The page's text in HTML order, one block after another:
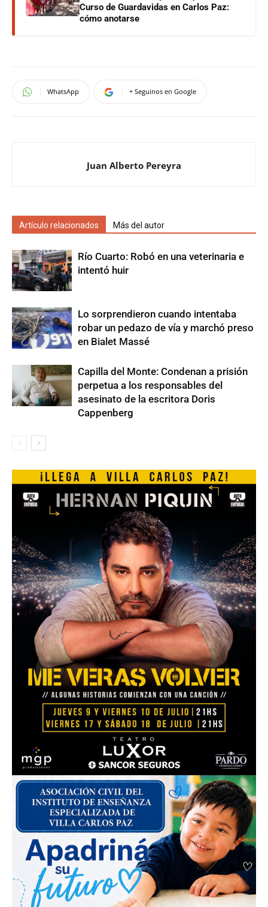
Curso de Guardavidas en Carlos Paz:
cómo anotarse
WhatsApp + Seguinos en Google
Juan Alberto Pereyra
Artículo relacionados Más del autor
Río Cuarto: Robó en una veterinaria e
intentó huir
Lo sorprendieron cuando intentaba
robar un pedazo de vía y marchó preso
en Bialet Massé
Capilla del Monte: Condenan a prisión
perpetua a los responsables del
asesinato de la escritora Doris
Cappenberg